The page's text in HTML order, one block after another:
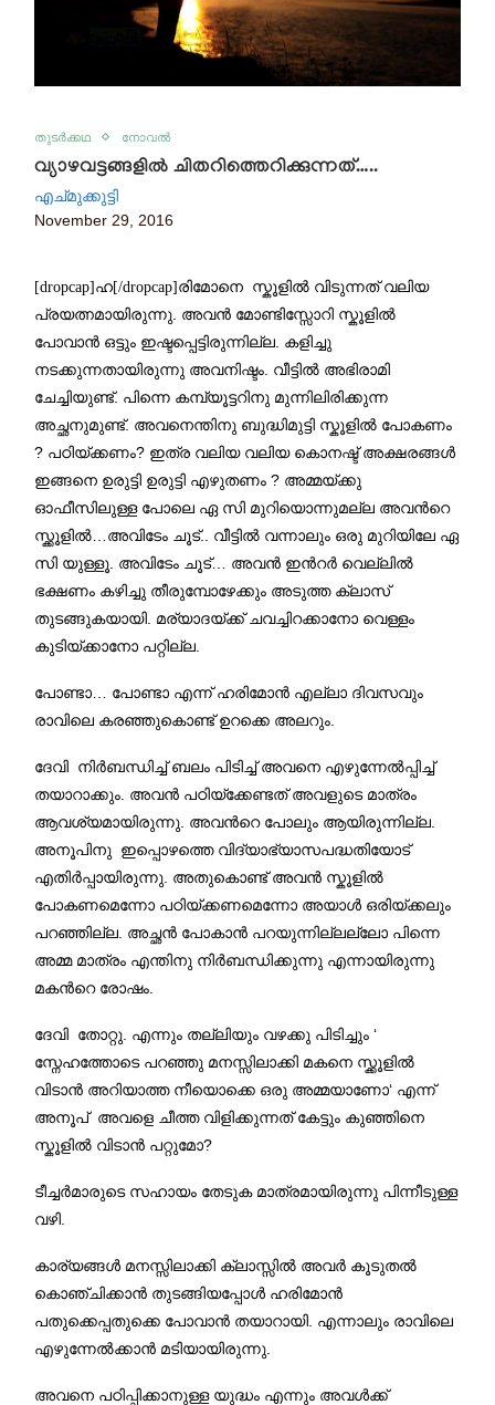
തുടർക്കഥ നോവൽ
വ്യാഴവട്ടങ്ങളില്‍ ചിതറിത്തെറിക്കുന്നത്…..
എച്മുക്കുട്ടി
November 29, 2016
[dropcap]ഹ[/dropcap]രിമോനെ സ്കൂളില്‍ വിടുന്നത് വലിയ
പ്രയത്നമായിരുന്നു അവന്‍ മോണ്ടിസ്സോറി സ്കൂളില്‍
പോവാന്‍ ഒട്ടും ഇഷ്ടപ്പെട്ടിരുന്നില്ല കളിച്ചു
നടക്കുന്നതായിരുന്നു അവനിഷ്ടം വീട്ടില്‍ അഭിരാമി
ചേച്ചിയുണ്ട്. പിന്നെ കമ്പ്യൂട്ടറിനു മുന്നിലിരിക്കുന്ന
അച്ഛനുമുണ്ട്. അവനെന്തിനു ബുദ്ധിമുട്ടി സ്കൂളില്‍ പോകണം
? പഠിയ്ക്കണം? ഇത്ര വലിയ വലിയ കൊനഷ്ട് അക്ഷരങ്ങള്‍
ഇങ്ങനെ ഉരുട്ടി ഉരുട്ടി എഴുതണം? അമ്മയ്ക്കു
ഓഫീസിലുള്ള പോലെ ഏ സി മുറിയൊന്നുമല്ല അവന്‍റെ
സ്ക്കൂളില്‍
അവിടേം ചൂട്.. വീട്ടില്‍ വന്നാലും ഒരു മുറിയിലേ ഏ
സി യുള്ളൂ അവിടേം ചൂട്… അവന്‍ ഇന്‍റര്‍ വെല്ലില്‍
ഭക്ഷണം കഴിച്ചു തീരുമ്പോഴേക്കും അടുത്ത ക്ലാസ്
തുടങ്ങുകയായി മര്യാദയ്ക്ക് ചവച്ചിറക്കാനോ വെള്ളം
കുടിയ്ക്കാനോ പറ്റില്ല
പോണ്ടാ
പോണ്ടാ എന്ന് ഹരിമോന്‍ എല്ലാ ദിവസവും
രാവിലെ കരഞ്ഞുകൊണ്ട് ഉറക്കെ അലറും
ദേവി നിര്‍ബന്ധിച്ച് ബലം പിടിച്ച് അവനെ എഴുന്നേല്‍പ്പിച്ച്
തയാറാക്കും അവന്‍ പഠിയ്ക്കേണ്ടത് അവളുടെ മാത്രം
ആവശ്യമായിരുന്നു അവന്‍റെ പോലും ആയിരുന്നില്ല
അനൂപിനു ഇപ്പൊഴത്തെ വിദ്യാഭ്യാസപദ്ധതിയോട്
എതിര്‍പ്പായിരുന്നു അതുകൊണ്ട് അവന്‍ സ്കൂളില്‍
പോകണമെന്നോ പഠിയ്ക്കണമെന്നോ അയാള്‍ ഒരിയ്ക്കലും
പറഞ്ഞില്ല അച്ഛന്‍ പോകാന്‍ പറയുന്നില്ലല്ലോ പിന്നെ
അമ്മ മാത്രം എന്തിനു നിര്‍ബന്ധിക്കുന്നു എന്നായിരുന്നു
മകന്‍റെ രോഷം
ദേവി തോറ്റു എന്നും തല്ലിയും വഴക്കു പിടിച്ചും‘
സ്നേഹത്തോടെ പറഞ്ഞു മനസ്സിലാക്കി മകനെ സ്ക്കൂളില്‍
വിടാന്‍ അറിയാത്ത നീയൊക്കെ ഒരു അമ്മയാണോ‘ എന്ന്
അനൂപ് അവളെ ചീത്ത വിളിക്കുന്നത് കേട്ടും കുഞ്ഞിനെ
സ്കൂളില്‍ വിടാന്‍ പറ്റുമോ?
ടീച്ചര്‍മാരുടെ സഹായം തേടുക മാത്രമായിരുന്നു പിന്നീടുള്ള
വഴി
കാര്യങ്ങള്‍ മനസ്സിലാക്കി ക്ലാസ്സില്‍ അവര്‍ കൂടുതല്‍
കൊഞ്ചിക്കാന്‍ തുടങ്ങിയപ്പോള്‍ ഹരിമോന്‍
പതുക്കെപ്പതുക്കെ പോവാന്‍ തയാറായി എന്നാലും രാവിലെ
എഴുന്നേല്‍ക്കാന്‍ മടിയായിരുന്നു
അവനെ പഠിപ്പിക്കാനുള്ള യുദ്ധം എന്നും അവള്‍ക്ക്